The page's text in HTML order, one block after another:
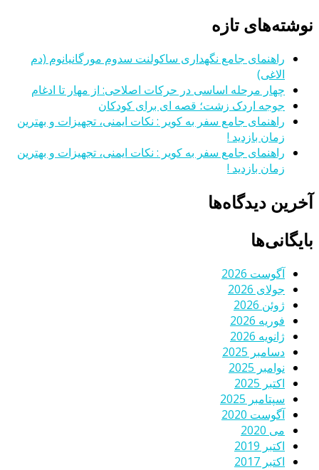
نوشته‌های تازه
راهنمای جامع نگهداری ساکولنت سدوم مورگانیانوم (دم
الاغی)
چهار مرحله اساسی در حرکات اصلاحی: از مهار تا ادغام
جوجه اردک زشت؛ قصه ای برای کودکان
راهنمای جامع سفر به کویر : نکات ایمنی، تجهیزات و بهترین
زمان بازدید !
راهنمای جامع سفر به کویر : نکات ایمنی، تجهیزات و بهترین
زمان بازدید !
آخرین دیدگاه‌ها
بایگانی‌ها
آگوست 2026
جولای 2026
ژوئن 2026
فوریه 2026
ژانویه 2026
دسامبر 2025
نوامبر 2025
اکتبر 2025
سپتامبر 2025
آگوست 2020
می 2020
اکتبر 2019
اکتبر 2017